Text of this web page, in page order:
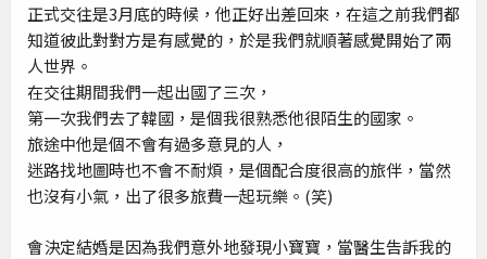
正式交往是3月底的時候，他正好出差回來，在這之前我們都
知道彼此對對方是有感覺的，於是我們就順著感覺開始了兩
人世界。
在交往期間我們一起出國了三次，
第一次我們去了韓國，是個我很熟悉他很陌生的國家。
旅途中他是個不會有過多意見的人，
迷路找地圖時也不會不耐煩，是個配合度很高的旅伴，當然
也沒有小氣，出了很多旅費一起玩樂。(笑)
會決定結婚是因為我們意外地發現小寶寶，當醫生告訴我的